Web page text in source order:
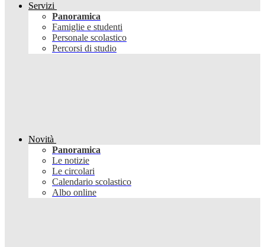
Servizi
Panoramica
Famiglie e studenti
Personale scolastico
Percorsi di studio
Novità
Panoramica
Le notizie
Le circolari
Calendario scolastico
Albo online